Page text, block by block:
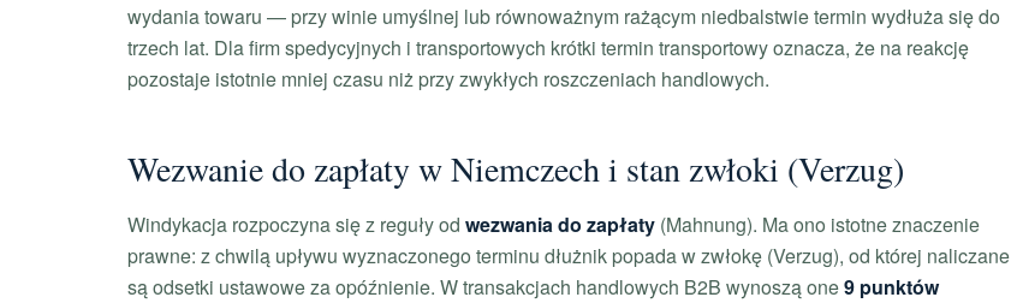
wydania towaru — przy winie umyślnej lub równoważnym rażącym niedbalstwie termin wydłuża się do
trzech lat. Dla firm spedycyjnych i transportowych krótki termin transportowy oznacza, że na reakcję
pozostaje istotnie mniej czasu niż przy zwykłych roszczeniach handlowych.
Wezwanie do zapłaty w Niemczech i stan zwłoki (Verzug)
Windykacja rozpoczyna się z reguły od wezwania do zapłaty (Mahnung). Ma ono istotne znaczenie
prawne: z chwilą upływu wyznaczonego terminu dłużnik popada w zwłokę (Verzug), od której naliczane
są odsetki ustawowe za opóźnienie. W transakcjach handlowych B2B wynoszą one9 punktów